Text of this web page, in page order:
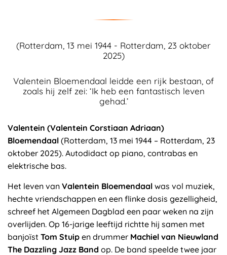
(Rotterdam, 13 mei 1944 - Rotterdam, 23 oktober
2025)
Valentein Bloemendaal leidde een rijk bestaan, of
zoals hij zelf zei: ‘Ik heb een fantastisch leven
gehad.’
Valentein (Valentein Corstiaan Adriaan)
Bloemendaal (Rotterdam, 13 mei 1944 – Rotterdam, 23
oktober 2025). Autodidact op piano, contrabas en
elektrische bas.
Het leven van Valentein Bloemendaal was vol muziek,
hechte vriendschappen en een flinke dosis gezelligheid,
schreef het Algemeen Dagblad een paar weken na zijn
overlijden. Op 16-jarige leeftijd richtte hij samen met
banjoïst Tom Stuip en drummer Machiel van Nieuwland
The Dazzling Jazz Band op. De band speelde twee jaar